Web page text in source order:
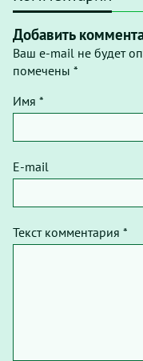
Добавить
Ваш e-mail не будет
помечены *
Имя *
E-mail
Текст комментария *